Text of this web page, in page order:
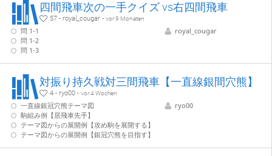
四間飛車次の一手クイズ vs右四間飛車
57 - royal_cougar -vor 9 Monaten
問 1-1
問 1-2
問 1-3
royal_cougar
対振り持久戦対三間飛車【一直線銀間穴熊】
4 - ryo00 -vor 4 Wochen
一直線銀冠穴熊テーマ図
駒組み例【居飛車先手】
テーマ図からの展開例【攻め駒を展開する】
テーマ図からの展開例【銀冠穴熊を目指す】
ryo00